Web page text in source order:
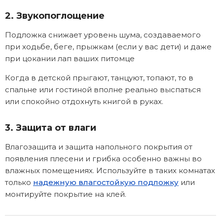
2. Звукопоглощение
Подложка снижает уровень шума, создаваемого
при ходьбе, беге, прыжкам (если у вас дети) и даже
при цокании лап ваших питомце
Когда в детской прыгают, танцуют, топают, то в
спальне или гостиной вполне реально выспаться
или спокойно отдохнуть книгой в руках.
3. Защита от влаги
Влагозащита и защита напольного покрытия от
появления плесени и грибка особенно важны во
влажных помещениях. Используйте в таких комнатах
только надежную влагостойкую подложку или
монтируйте покрытие на клей.